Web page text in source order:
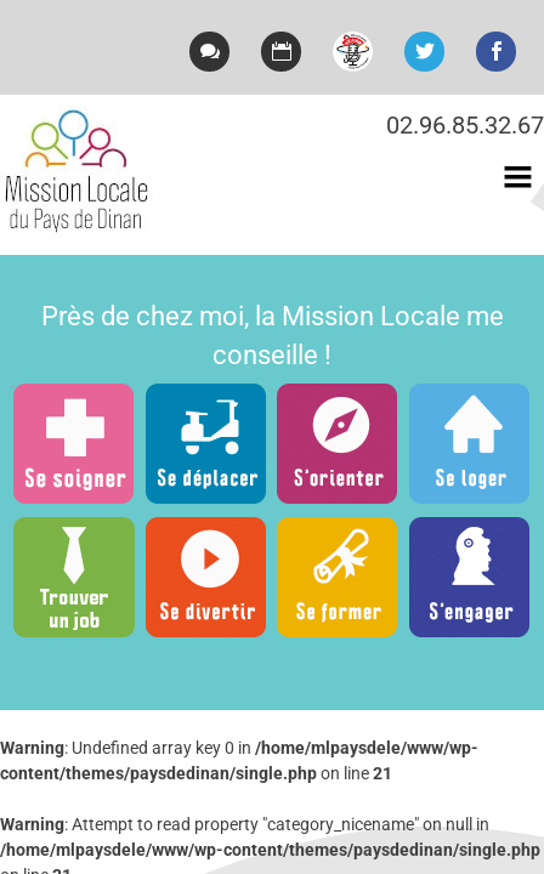
02.96.85.32.67
Près de chez moi, la Mission Locale me
conseille !
Warning: Undefined array key 0 in /home/mlpaysdele/www/wp-
content/themes/paysdedinan/single.phpon line21
Warning: Attempt to read property "category_nicename" on null in
/home/mlpaysdele/www/wp-content/themes/paysdedinan/single.php